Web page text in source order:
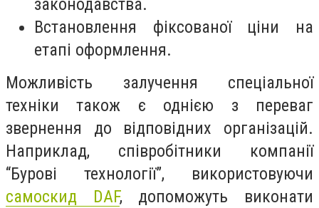
законодавства.
Встановлення фіксованої ціни на
етапі оформлення.
Можливість залучення спеціальної
техніки також є однією з переваг
звернення до відповідних організацій.
Наприклад, співробітники компанії
“Бурові технології”, використовуючи
самоскид DAF, допоможуть виконати